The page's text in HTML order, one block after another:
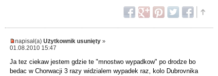
napisał(a) Użytkownik usunięty »
01.08.2010 15:47
Ja tez ciekaw jestem gdzie te "mnostwo wypadkow" po drodze bo
bedac w Chorwacji 3 razy widzialem wypadek raz, kolo Dubrovnika